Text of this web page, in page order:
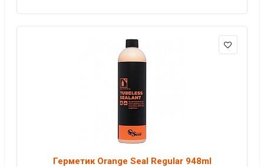
Герметик Orange Seal Regular 948ml